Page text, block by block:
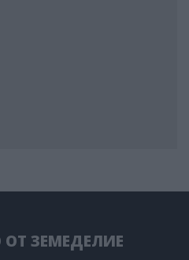
ЗЕМЕДЕЛИЕ